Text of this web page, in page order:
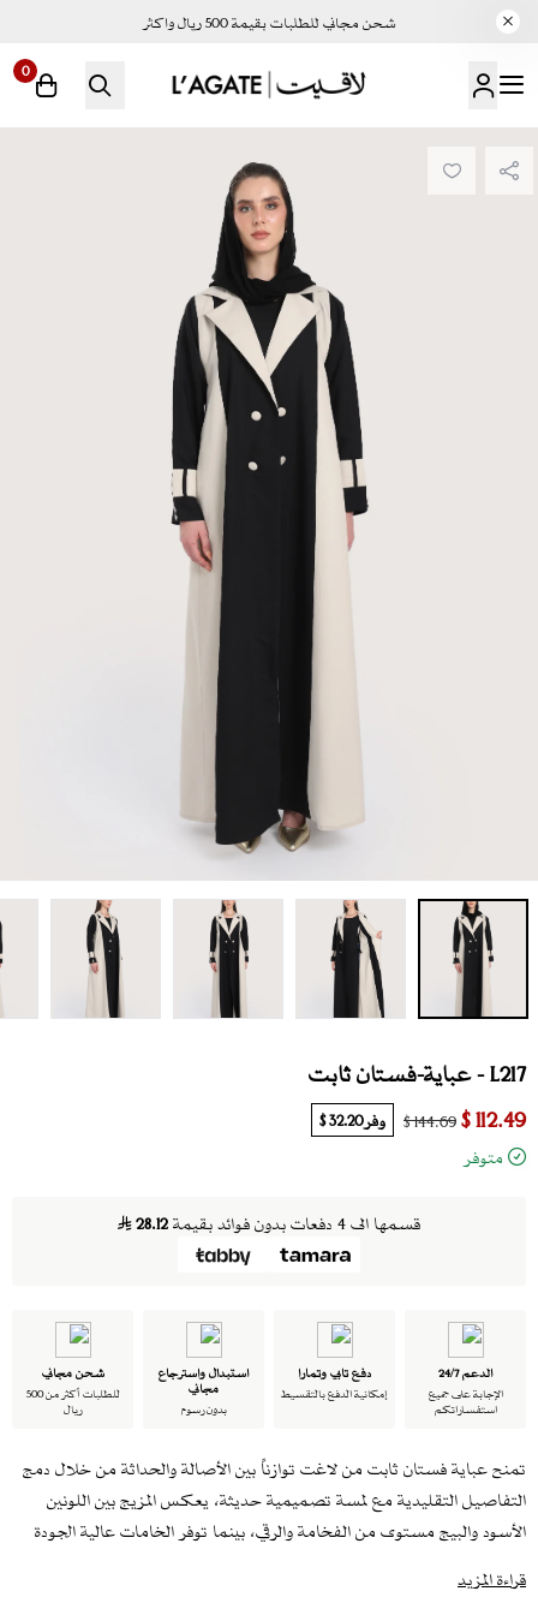
شحن مجاني للطلبات بقيمة 500 ريال واكثر
لاقيت | LAGATE
0
L217 - عباية-فستان ثابت
112.49 $
144.69 $ وفر32.20 $
متوفر
قسمها الى 4 دفعات بدون فوائد بقيمة 28.12
الدعم 24/7
الإجابة على جميع
استفساراتكم
دفع تابي وتمارا
إمكانية الدفع بالتقسيط
استبدال واسترجاع
مجاني
بدون رسوم
شحن مجاني
للطلبات أكثر من 500
ريال
تمنح عباية فستان ثابت من لاغت توازناً بين الأصالة والحداثة من خلال دمج
التفاصيل التقليدية مع لمسة تصميمية حديثة، يعكس المزيج بين اللونين
الأسود والبيج مستوى من الفخامة والرقي، بينما توفر الخامات عالية الجودة
الكلاسيكي للعباية، مما يجعلها خيارًا يناسب أجواء العمل والمناسبات
قراءة المزيد